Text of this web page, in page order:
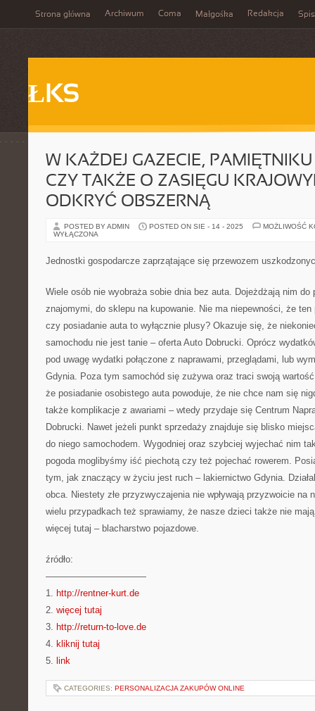
Strona główna Archiwum Coma Małgośka Redakcja
ŁKS
W KAŻDEJ GAZECIE,
CZY TAKŻE O ZASIĘGU
ODKRYĆ OBSZERNĄ
POSTED BY ADMIN POSTED ON SIE - 14 - 2025
MOŻLIWOŚĆ
WYŁĄCZONA
Jednostki gospodarcze zaprzątające się przewozem
Wiele osób nie wyobraża sobie dnia bez auta. Dojeżdżają nim do
znajomymi, do sklepu na kupowanie. Nie ma niepewności, że
czy posiadanie auta to wyłącznie plusy? Okazuje się, że
samochodu nie jest tanie – oferta Auto Dobrucki. Oprócz
pod uwagę wydatki połączone z naprawami, przeglądami, lub
Gdynia. Poza tym samochód się zużywa oraz traci swoją
że posiadanie osobistego auta powoduje, że nie chce nam się
także komplikacje z awariami – wtedy przydaje się Centrum
Dobrucki. Nawet jeżeli punkt sprzedaży znajduje się blisko
do niego samochodem. Wygodniej oraz szybciej wyjechać nim
pogoda moglibyśmy iść piechotą czy też pojechać rowerem.
tym, jak znaczący w życiu jest ruch – lakiernictwo Gdynia.
obca. Niestety złe przyzwyczajenia nie wpływają przyzwoicie na
wielu przypadkach też sprawiamy, że nasze dzieci także nie
więcej tutaj – blacharstwo pojazdowe.
źródło:
———————————
1. http://rentner-kurt.de
2. więcej tutaj
3. http://return-to-love.de
4. kliknij tutaj
5. link
CATEGORIES: PERSONALIZACJA ZAKUPÓW ONLINE